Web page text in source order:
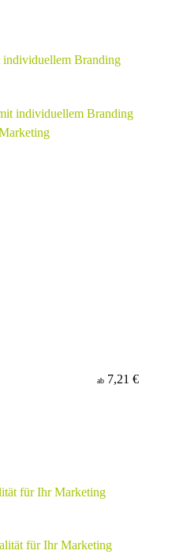
individuellem Branding
ab 7,21 €
für Ihr Marketing